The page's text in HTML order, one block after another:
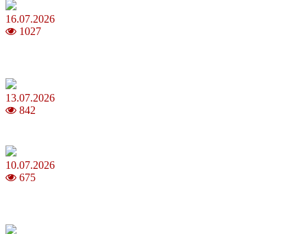
16.07.2026
1027
13.07.2026
842
10.07.2026
675